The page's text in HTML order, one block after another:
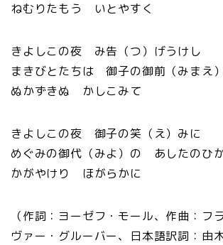
ねむりたもう いとやすく
きよしこの夜 み告（つ）げうけし
まきびとたちは 御子の御前（みまえ
ぬかずきぬ かしこみて
きよしこの夜 御子の笑（え）みに
めぐみの御代（みよ）の あしたのひ
かがやけり ほがらかに
（作詞：ヨーゼフ・モール、作曲：フ
ヴァー・グルーバー、日本語訳詞：由木